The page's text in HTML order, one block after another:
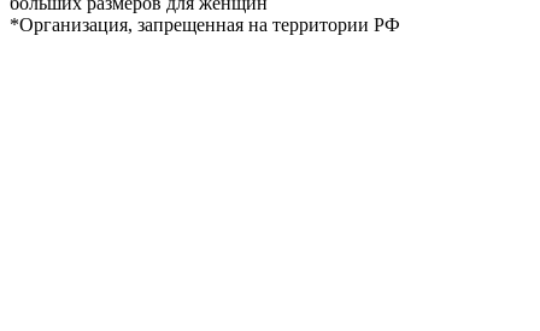
*Организация, запрещенная на территории РФ